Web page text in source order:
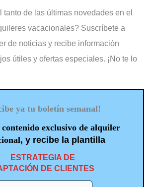
vacacionales? Suscríbete a
de noticias y recibe información
útiles y ofertas especiales. ¡No te lo
ya tu boletín semanal!
, y recibe la plantilla
ESTRATEGIA DE
DE CLIENTES